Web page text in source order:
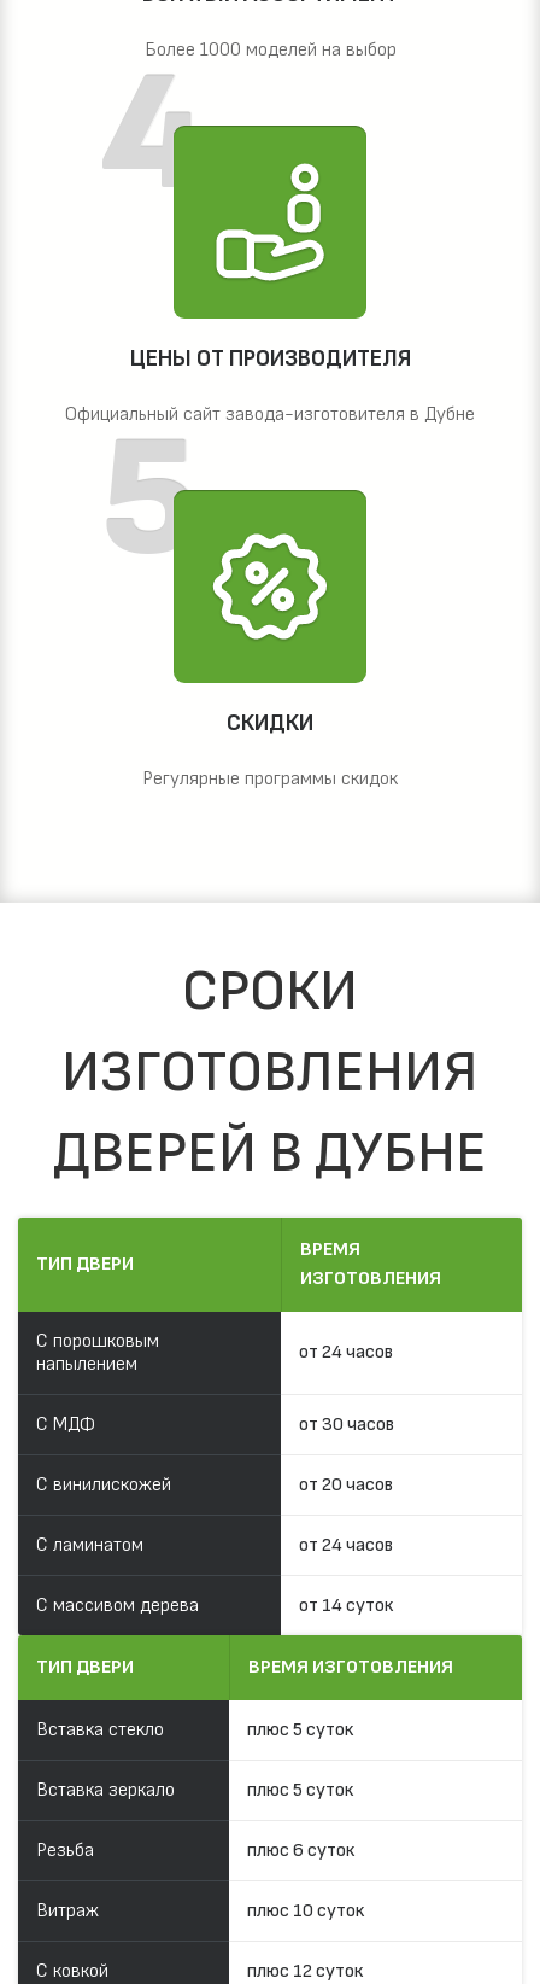
Более 1000 моделей на выбор
ЦЕНЫ ОТ ПРОИЗВОДИТЕЛЯ
Официальный сайт завода-изготовителя в Дубне
СКИДКИ
Регулярные программы скидок
СРОКИ
ИЗГОТОВЛЕНИЯ
ДВЕРЕЙ В ДУБНЕ
ТИП ДВЕРИ
ВРЕМЯ
ИЗГОТОВЛЕНИЯ
С порошковым
напылением
от 24 часов
С МДФ от 30 часов
С винилискожей от 20 часов
С ламинатом от 24 часов
С массивом дерева от 14 суток
ТИП ДВЕРИ ВРЕМЯ ИЗГОТОВЛЕНИЯ
Вставка стекло плюс 5 суток
Вставка зеркало плюс 5 суток
Резьба плюс 6 суток
Витраж плюс 10 суток
С ковкой плюс 12 суток